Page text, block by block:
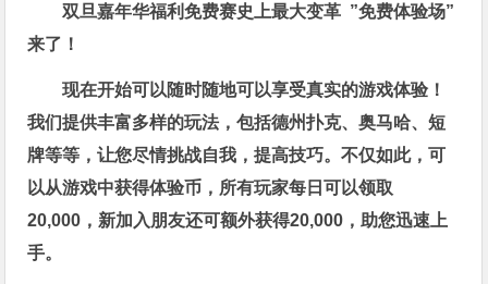
双旦嘉年华福利免费赛史上最大变革 ”免费体验场”
来了！
现在开始可以随时随地可以享受真实的游戏体验！
我们提供丰富多样的玩法，包括德州扑克、奥马哈、短
牌等等，让您尽情挑战自我，提高技巧。不仅如此，可
以从游戏中获得体验币，所有玩家每日可以领取
20,000，新加入朋友还可额外获得20,000，助您迅速上
手。